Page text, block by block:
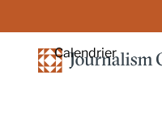
Calendrier